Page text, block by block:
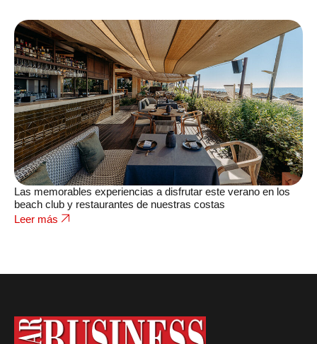
Las memorables experiencias a disfrutar este verano en los
beach club y restaurantes de nuestras costas
Leer más